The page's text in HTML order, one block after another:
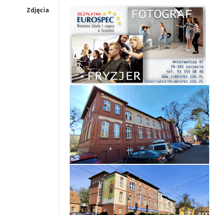
Zdjęcia